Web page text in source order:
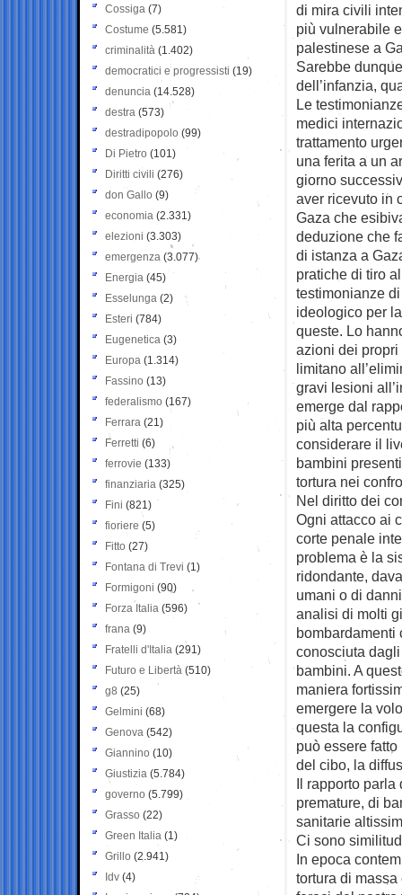
di mira civili
più vulnerabile
palestinese a
Sarebbe
dell’infanzia,
Le
medici
trattamento
una ferita a un
giorno
aver ricevuto in
Gaza che
deduzione che
di istanza a
pratiche di tiro
testimonianze
ideologico per
queste. Lo
azioni dei
limitano
gravi lesioni
emerge dal
più alta
considerare il
bambini
tortura nei
Nel diritto dei
Ogni attacco ai
corte penale
problema è la
ridondante,
umani o di
analisi di molti
bombardamenti
conosciuta
bambini. A
maniera
emergere la
questa la
può essere
del cibo, la
Il rapporto parla
premature, di
sanitarie
Ci sono
In epoca
tortura di
Cossiga (7)
Costume (5.581)
criminalità (1.402)
democratici e progressisti (19)
denuncia (14.528)
destra (573)
destradipopolo (99)
Di Pietro (101)
Diritti civili (276)
don Gallo (9)
economia (2.331)
elezioni (3.303)
emergenza (3.077)
Energia (45)
Esselunga (2)
Esteri (784)
Eugenetica (3)
Europa (1.314)
Fassino (13)
federalismo (167)
Ferrara (21)
Ferretti (6)
ferrovie (133)
finanziaria (325)
Fini (821)
fioriere (5)
Fitto (27)
Fontana di Trevi (1)
Formigoni (90)
Forza Italia (596)
frana (9)
Fratelli d'Italia (291)
Futuro e Libertà (510)
g8 (25)
Gelmini (68)
Genova (542)
Giannino (10)
Giustizia (5.784)
governo (5.799)
Grasso (22)
Green Italia (1)
Grillo (2.941)
Idv (4)